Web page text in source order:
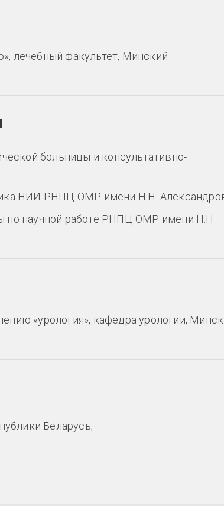
лечебный факультет, Минский
больницы и консультативно-
НИИ РНПЦ ОМР имени Н.Н.
по научной работе РНПЦ ОМР имени Н.Н.
«урология», кафедра урологии,
Беларусь;